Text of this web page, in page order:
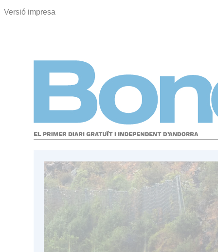
Versió impresa